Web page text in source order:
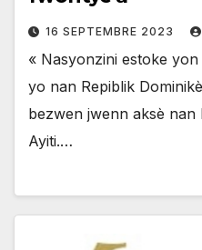
16 SEPTEMBRE 2023
« Nasyonzini estoke
yo nan Repiblik
bezwen jwenn aksè nan
Ayiti.…